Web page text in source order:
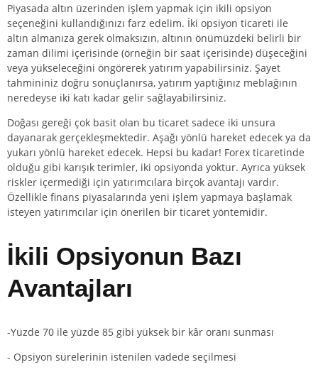
Piyasada altın üzerinden işlem yapmak için ikili opsiyon
seçeneğini kullandığınızı farz edelim. İki opsiyon ticareti ile
altın almanıza gerek olmaksızın, altının önümüzdeki belirli bir
zaman dilimi içerisinde (örneğin bir saat içerisinde) düşeceğini
veya yükseleceğini öngörerek yatırım yapabilirsiniz. Şayet
tahmininiz doğru sonuçlanırsa, yatırım yaptığınız meblağının
neredeyse iki katı kadar gelir sağlayabilirsiniz.
Doğası gereği çok basit olan bu ticaret sadece iki unsura
dayanarak gerçekleşmektedir. Aşağı yönlü hareket edecek ya da
yukarı yönlü hareket edecek. Hepsi bu kadar! Forex ticaretinde
olduğu gibi karışık terimler, iki opsiyonda yoktur. Ayrıca yüksek
riskler içermediği için yatırımcılara birçok avantajı vardır.
Özellikle finans piyasalarında yeni işlem yapmaya başlamak
isteyen yatırımcılar için önerilen bir ticaret yöntemidir.
İkili Opsiyonun Bazı
Avantajları
-Yüzde 70 ile yüzde 85 gibi yüksek bir kâr oranı sunması
- Opsiyon sürelerinin istenilen vadede seçilmesi